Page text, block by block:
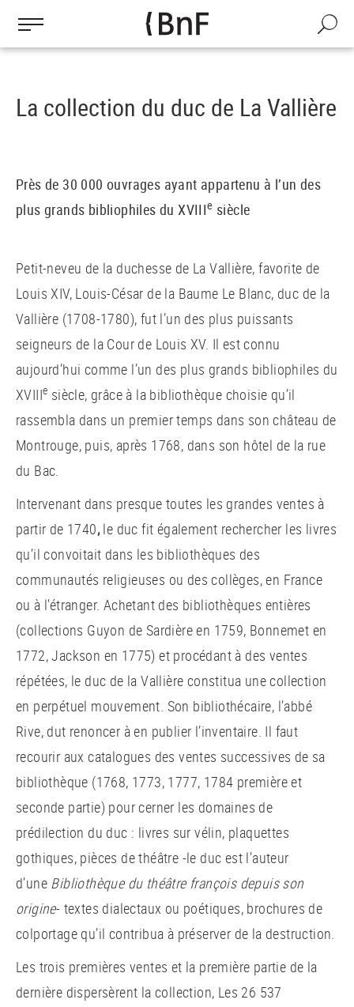
contenu
Recherche
La collection du duc de La Vallière
Près de 30 000 ouvrages ayant appartenu à l’un des
plus grands bibliophiles du XVIIIe siècle
Petit-neveu de la duchesse de La Vallière, favorite de
Louis XIV, Louis-César de la Baume Le Blanc, duc de la
Vallière (1708-1780), fut l’un des plus puissants
seigneurs de la Cour de Louis XV. Il est connu
aujourd’hui comme l’un des plus grands bibliophiles du
XVIIIe siècle, grâce à la bibliothèque choisie qu’il
rassembla dans un premier temps dans son château de
Montrouge, puis, après 1768, dans son hôtel de la rue
du Bac.
Intervenant dans presque toutes les grandes ventes à
partir de 1740,le duc fit également rechercher les livres
qu’il convoitait dans les bibliothèques des
communautés religieuses ou des collèges, en France
ou à l’étranger. Achetant des bibliothèques entières
(collections Guyon de Sardière en 1759, Bonnemet en
1772, Jackson en 1775) et procédant à des ventes
répétées, le duc de la Vallière constitua une collection
en perpétuel mouvement. Son bibliothécaire, l’abbé
Rive, dut renoncer à en publier l’inventaire. Il faut
recourir aux catalogues des ventes successives de sa
bibliothèque (1768, 1773, 1777, 1784 première et
seconde partie) pour cerner les domaines de
prédilection du duc : livres sur vélin, plaquettes
gothiques, pièces de théâtre -le duc est l’auteur
d’une Bibliothèque du théâtre françois depuis son
origine- textes dialectaux ou poétiques, brochures de
colportage qu’il contribua à préserver de la destruction.
Les trois premières ventes et la première partie de la
dernière dispersèrent la collection, Les 26 537